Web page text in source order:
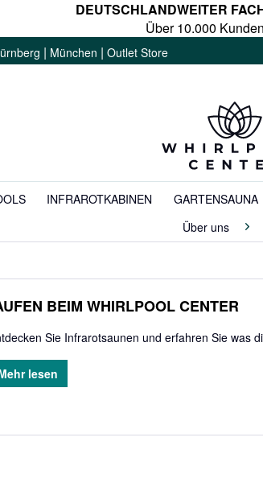
DEUTSCHLANDWEITER
Über 10.000
| München | Outlet Store
INFRAROTKABINEN GARTENSAUNA
Über uns
BEIM WHIRLPOOL CENTER
Sie Infrarotsaunen und erfahren Sie was
lesen